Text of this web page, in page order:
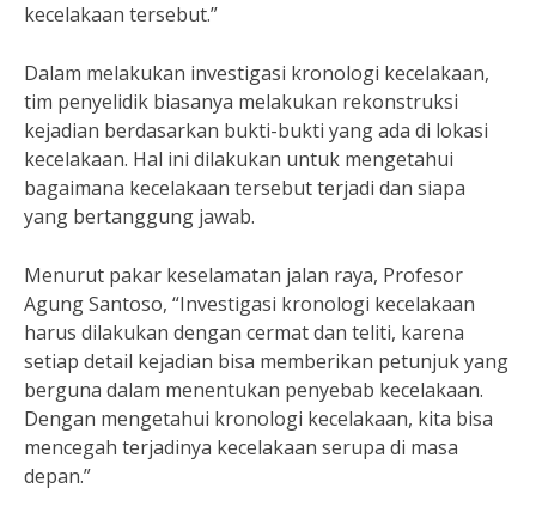
kecelakaan tersebut.”
Dalam melakukan investigasi kronologi kecelakaan,
tim penyelidik biasanya melakukan rekonstruksi
kejadian berdasarkan bukti-bukti yang ada di lokasi
kecelakaan. Hal ini dilakukan untuk mengetahui
bagaimana kecelakaan tersebut terjadi dan siapa
yang bertanggung jawab.
Menurut pakar keselamatan jalan raya, Profesor
Agung Santoso, “Investigasi kronologi kecelakaan
harus dilakukan dengan cermat dan teliti, karena
setiap detail kejadian bisa memberikan petunjuk yang
berguna dalam menentukan penyebab kecelakaan.
Dengan mengetahui kronologi kecelakaan, kita bisa
mencegah terjadinya kecelakaan serupa di masa
depan.”